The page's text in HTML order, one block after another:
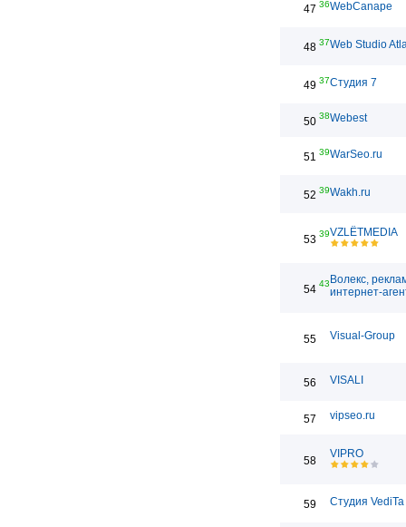
47 36WebCanape
48 37Web Studio
49 37Студия 7
50 38Webest
51 39WarSeo.ru
52 39Wakh.ru
53 39VZLЁTMEDIA
54 43 Волекс,
интернет-
55 Visual-Group
56 VISALI
57 vipseo.ru
58
VIPRO
59 Студия VediTa